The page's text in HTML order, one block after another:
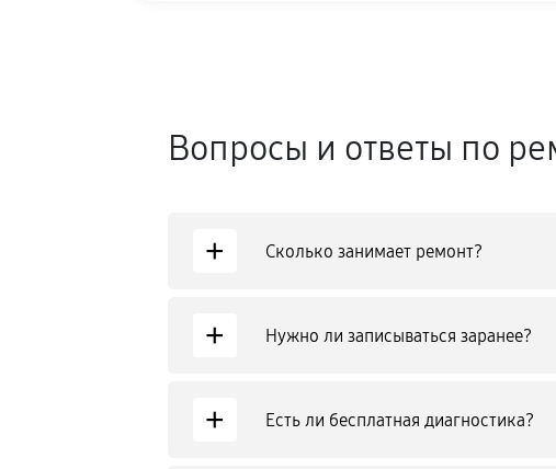
Вопросы и ответы по
+ Сколько занимает ремонт?
+ Нужно ли записываться заранее?
+ Есть ли бесплатная диагностика?